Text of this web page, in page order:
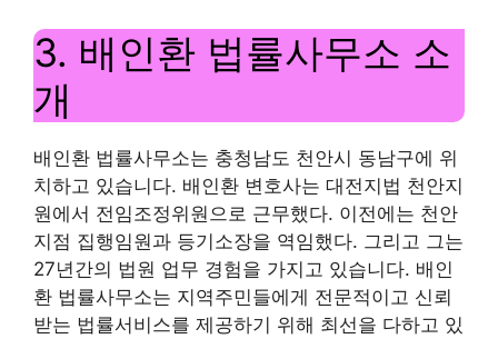
3. 배인환 법률사무소 소
개
배인환 법률사무소는 충청남도 천안시 동남구에 위
치하고 있습니다. 배인환 변호사는 대전지법 천안지
원에서 전임조정위원으로 근무했다. 이전에는 천안
지점 집행임원과 등기소장을 역임했다. 그리고 그는
27년간의 법원 업무 경험을 가지고 있습니다. 배인
환 법률사무소는 지역주민들에게 전문적이고 신뢰
받는 법률서비스를 제공하기 위해 최선을 다하고 있